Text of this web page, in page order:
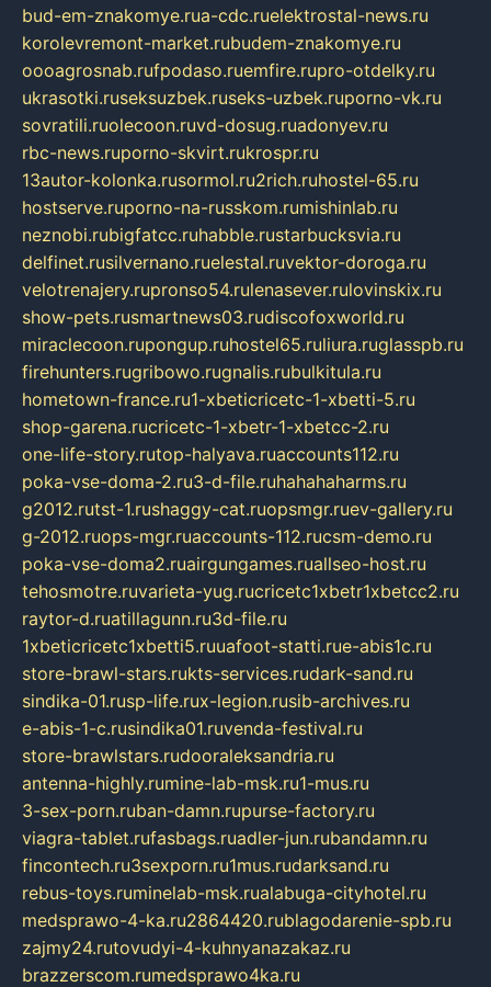
bud-em-znakomye.rua-cdc.ruelektrostal-news.ru
korolevremont-market.rubudem-znakomye.ru
oooagrosnab.rufpodaso.ruemfire.rupro-otdelky.ru
ukrasotki.ruseksuzbek.ruseks-uzbek.ruporno-vk.ru
sovratili.ruolecoon.ruvd-dosug.ruadonyev.ru
rbc-news.ruporno-skvirt.rukrospr.ru
13autor-kolonka.rusormol.ru2rich.ruhostel-65.ru
hostserve.ruporno-na-russkom.rumishinlab.ru
neznobi.rubigfatcc.ruhabble.rustarbucksvia.ru
delfinet.rusilvernano.ruelestal.ruvektor-doroga.ru
velotrenajery.rupronso54.rulenasever.rulovinskix.ru
show-pets.rusmartnews03.rudiscofoxworld.ru
miraclecoon.rupongup.ruhostel65.ruliura.ruglasspb.ru
firehunters.rugribowo.rugnalis.rubulkitula.ru
hometown-france.ru1-xbeticricetc-1-xbetti-5.ru
shop-garena.rucricetc-1-xbetr-1-xbetcc-2.ru
one-life-story.rutop-halyava.ruaccounts112.ru
poka-vse-doma-2.ru3-d-file.ruhahahaharms.ru
g2012.rutst-1.rushaggy-cat.ruopsmgr.ruev-gallery.ru
g-2012.ruops-mgr.ruaccounts-112.rucsm-demo.ru
poka-vse-doma2.ruairgungames.ruallseo-host.ru
tehosmotre.ruvarieta-yug.rucricetc1xbetr1xbetcc2.ru
raytor-d.ruatillagunn.ru3d-file.ru
1xbeticricetc1xbetti5.ruuafoot-statti.rue-abis1c.ru
store-brawl-stars.rukts-services.rudark-sand.ru
sindika-01.rusp-life.rux-legion.rusib-archives.ru
e-abis-1-c.rusindika01.ruvenda-festival.ru
store-brawlstars.rudooraleksandria.ru
antenna-highly.rumine-lab-msk.ru1-mus.ru
3-sex-porn.ruban-damn.rupurse-factory.ru
viagra-tablet.rufasbags.ruadler-jun.rubandamn.ru
fincontech.ru3sexporn.ru1mus.rudarksand.ru
rebus-toys.ruminelab-msk.rualabuga-cityhotel.ru
medsprawo-4-ka.ru2864420.rublagodarenie-spb.ru
zajmy24.rutovudyi-4-kuhnyanazakaz.ru
brazzerscom.rumedsprawo4ka.ru